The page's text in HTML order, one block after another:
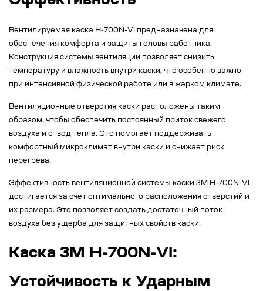
Вентилируемая каска H-700N-VI предназначена для
обеспечения комфорта и защиты головы работника.
Конструкция системы вентиляции позволяет снизить
температуру и влажность внутри каски, что особенно важно
при интенсивной физической работе или в жарком климате.
Вентиляционные отверстия каски расположены таким
образом, чтобы обеспечить постоянный приток свежего
воздуха и отвод тепла. Это помогает поддерживать
комфортный микроклимат внутри каски и снижает риск
перегрева.
Эффективность вентиляционной системы каски 3M H-700N-VI
достигается за счет оптимального расположения отверстий и
их размера. Это позволяет создать достаточный поток
воздуха без ущерба для защитных свойств каски.
Каска 3M H-700N-VI:
Устойчивость к Ударным